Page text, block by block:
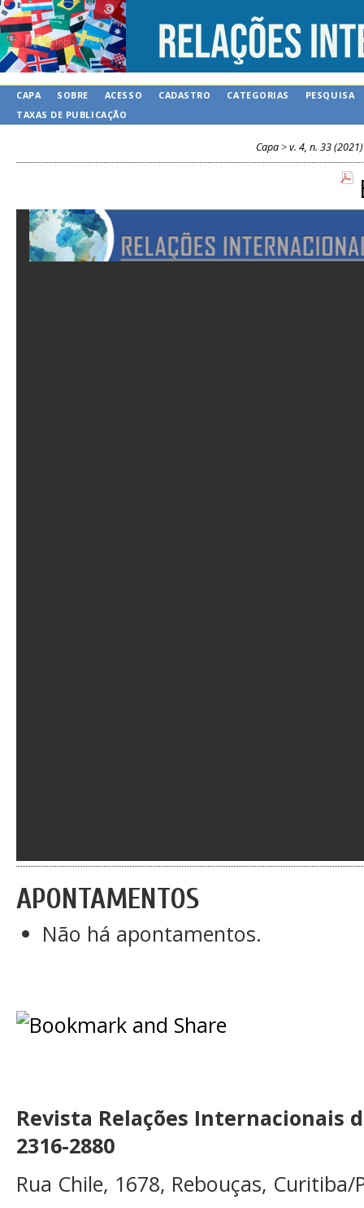
CAPA SOBRE ACESSO CADASTRO CATEGORIAS
PESQUISA
TAXAS DE PUBLICAÇÃO
Capa >v. 4, n. 33 (2021)
APONTAMENTOS
Não há apontamentos.
Revista Relações Internacionais
2316-2880
Rua Chile, 1678, Rebouças, Curitiba/